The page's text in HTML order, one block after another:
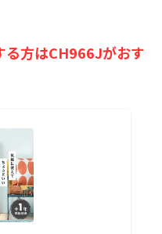
方はCH966Jがおす